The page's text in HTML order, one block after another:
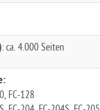
: ca. 4.000 Seiten
FC-128